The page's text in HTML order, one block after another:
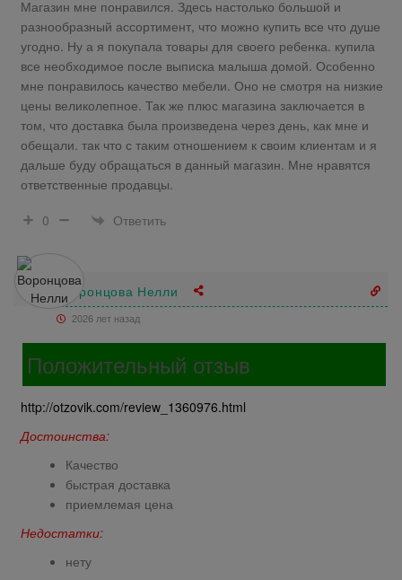
Магазин мне понравился. Здесь настолько большой и
разнообразный ассортимент, что можно купить все что душе
угодно. Ну а я покупала товары для своего ребенка. купила
все необходимое после выписка малыша домой. Особенно
мне понравилось качество мебели. Оно не смотря на низкие
цены великолепное. Так же плюс магазина заключается в
том, что доставка была произведена через день, как мне и
обещали. так что с таким отношением к своим клиентам и я
дальше буду обращаться в данный магазин. Мне нравятся
ответственные продавцы.
0
Ответить
Воронцова Нелли
2026 лет назад
Положительный отзыв
http://otzovik.com/review_1360976.html
Достоинства:
Качество
быстрая доставка
приемлемая цена
Недостатки:
нету